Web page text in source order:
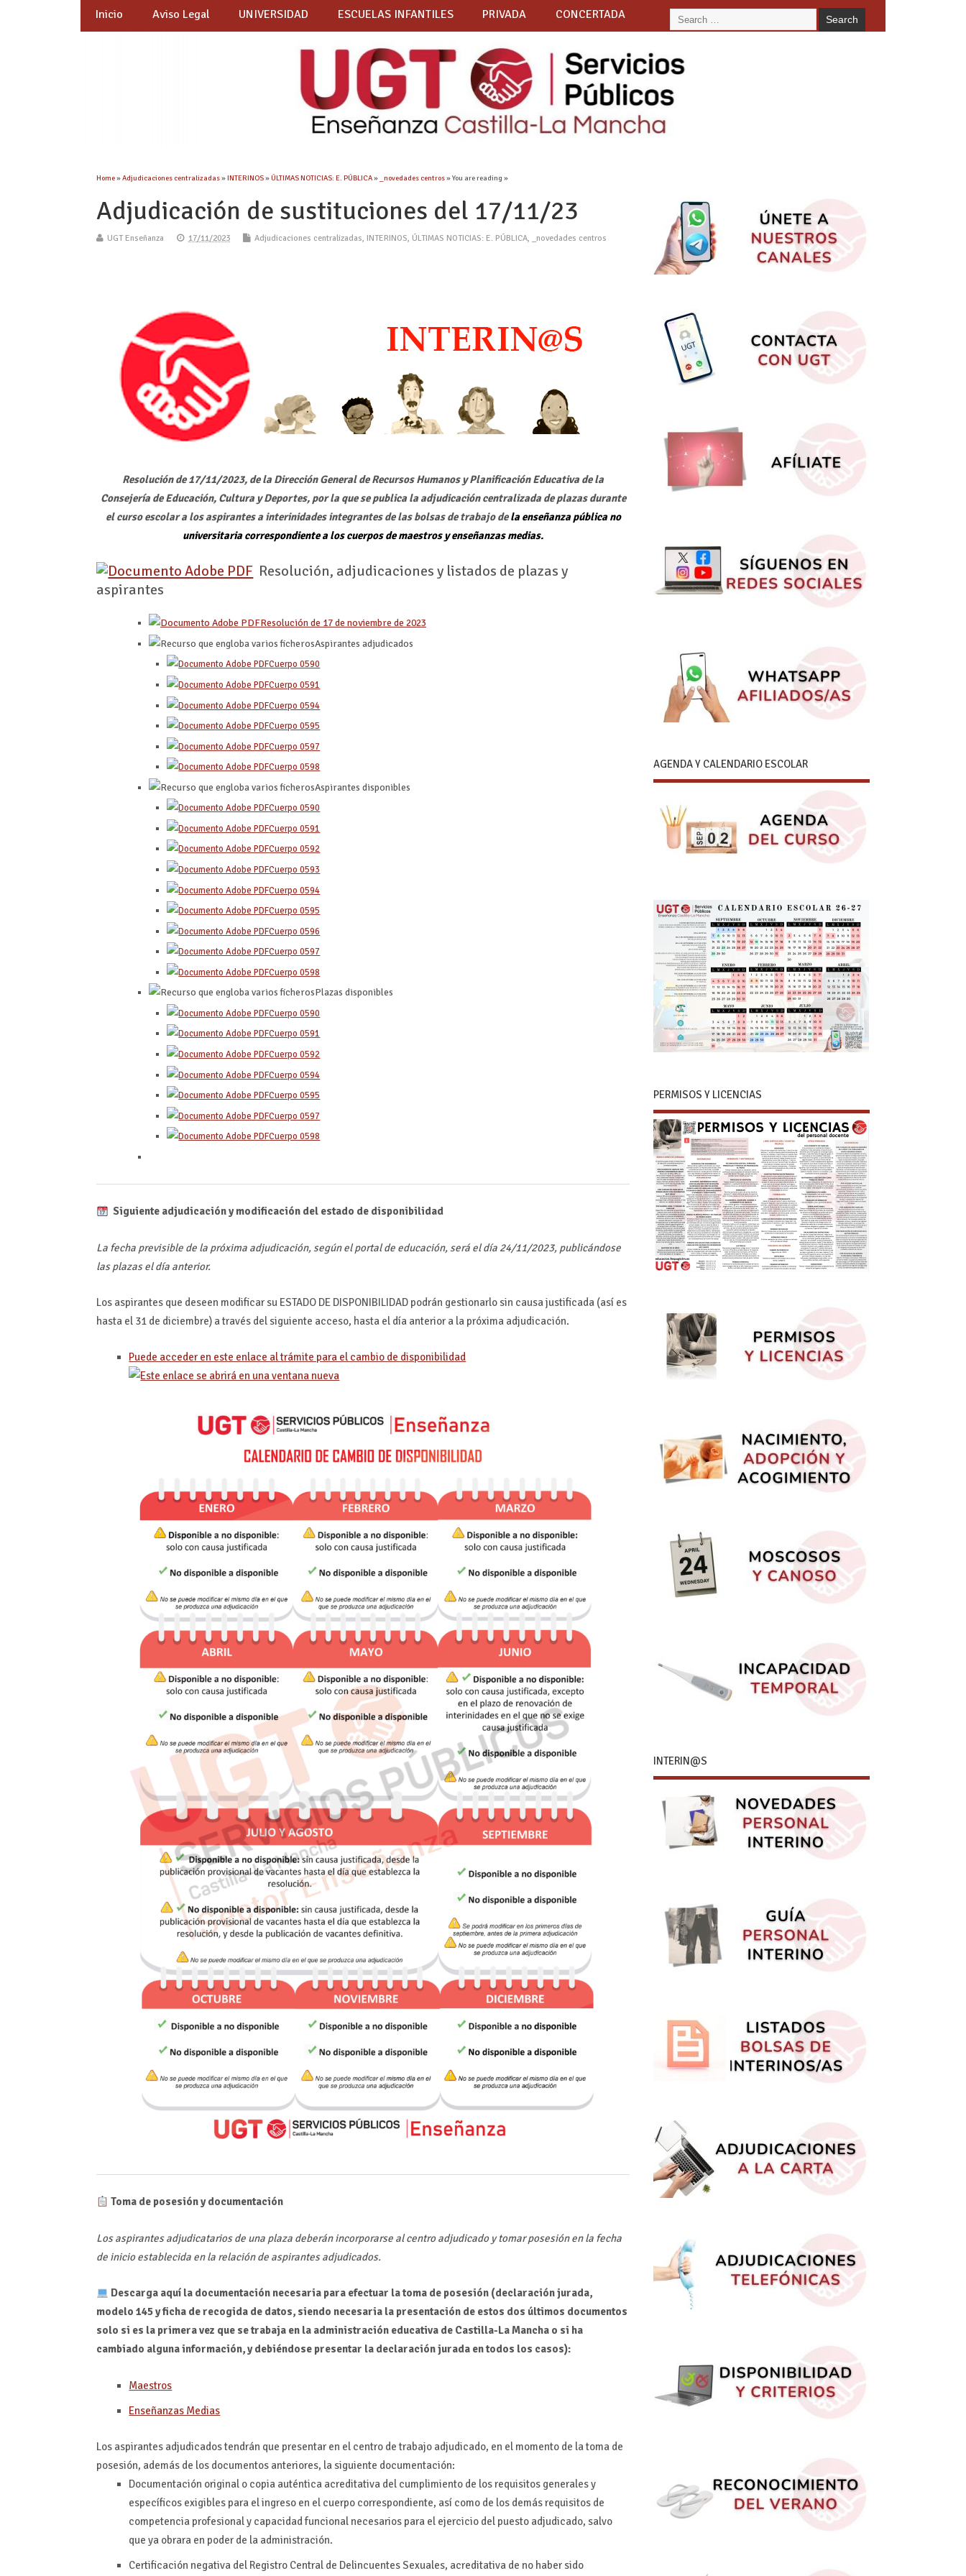
Inicio Aviso Legal UNIVERSIDAD ESCUELAS INFANTILES PRIVADA CONCERTADA
Home»Adjudicaciones centralizadas»INTERINOS»ÚLTIMAS NOTICIAS: E. PÚBLICA» _novedades centros» You are reading »
Adjudicación de sustituciones del 17/11/23
UGT Enseñanza 17/11/2023 Adjudicaciones centralizadas, INTERINOS, ÚLTIMAS NOTICIAS: E. PÚBLICA, _novedades centros
Resolución de 17/11/2023, de la Dirección General de Recursos Humanos y Planificación Educativa de la
Consejería de Educación, Cultura y Deportes, por la que se publica la adjudicación centralizada de plazas durante
el curso escolar a los aspirantes a interinidades integrantes de las bolsas de trabajo dela enseñanza pública no
universitaria correspondiente a los cuerpos de maestros y enseñanzas medias.
Resolución, adjudicaciones y listados de plazas y
aspirantes
Resolución de 17 de noviembre de 2023
Aspirantes adjudicados
Cuerpo 0590
Cuerpo 0591
Cuerpo 0594
Cuerpo 0595
Cuerpo 0597
Cuerpo 0598
Aspirantes disponibles
Cuerpo 0590
Cuerpo 0591
Cuerpo 0592
Cuerpo 0593
Cuerpo 0594
Cuerpo 0595
Cuerpo 0596
Cuerpo 0597
Cuerpo 0598
Plazas disponibles
Cuerpo 0590
Cuerpo 0591
Cuerpo 0592
Cuerpo 0594
Cuerpo 0595
Cuerpo 0597
Cuerpo 0598
Siguiente adjudicación y modificación del estado de disponibilidad
La fecha previsible de la próxima adjudicación, según el portal de educación, será el día 24/11/2023, publicándose
las plazas el día anterior.
Los aspirantes que deseen modificar su ESTADO DE DISPONIBILIDAD podrán gestionarlo sin causa justificada (así es
hasta el 31 de diciembre) a través del siguiente acceso, hasta el día anterior a la próxima adjudicación.
Puede acceder en este enlace al trámite para el cambio de disponibilidad
Toma de posesión y documentación
Los aspirantes adjudicatarios de una plaza deberán incorporarse al centro adjudicado y tomar posesión en la fecha
de inicio establecida en la relación de aspirantes adjudicados.
Descarga aquí la documentación necesaria para efectuar la toma de posesión (declaración jurada,
modelo 145 y ficha de recogida de datos, siendo necesaria la presentación de estos dos últimos documentos
solo si es la primera vez que se trabaja en la administración educativa de Castilla-La Mancha o si ha
cambiado alguna información, y debiéndose presentar la declaración jurada en todos los casos):
Maestros
Enseñanzas Medias
Los aspirantes adjudicados tendrán que presentar en el centro de trabajo adjudicado, en el momento de la toma de
posesión, además de los documentos anteriores, la siguiente documentación:
Documentación original o copia auténtica acreditativa del cumplimiento de los requisitos generales y
específicos exigibles para el ingreso en el cuerpo correspondiente, así como de los demás requisitos de
competencia profesional y capacidad funcional necesarios para el ejercicio del puesto adjudicado, salvo
que ya obrara en poder de la administración.
Certificación negativa del Registro Central de Delincuentes Sexuales, acreditativa de no haber sido
AGENDA Y CALENDARIO ESCOLAR
PERMISOS Y LICENCIAS
INTERIN@S